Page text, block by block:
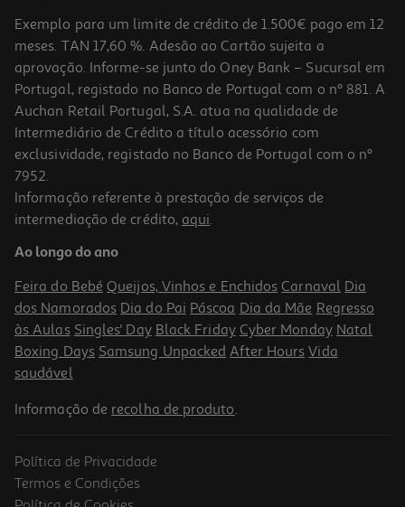
-25%
Champô Ducray Kelual Squanorm Seca 400ml
44.23 €/Lt
17,69 €
Promoção
-25%
Exemplo para um limite de crédito de 1.500€ pago em 12
meses. TAN 17,60 %. Adesão ao Cartão sujeita a
aprovação. Informe-se junto do Oney Bank – Sucursal em
Portugal, registado no Banco de Portugal com o nº 881. A
Auchan Retail Portugal, S.A. atua na qualidade de
Intermediário de Crédito a título acessório com
exclusividade, registado no Banco de Portugal com o nº
7952.
Informação referente à prestação de serviços de
intermediação de crédito, aqui.
Ao longo do ano
Feira do Bebé Queijos, Vinhos e Enchidos Carnaval Dia
dos Namorados Dia do Pai Páscoa Dia da Mãe Regresso
às Aulas Singles' Day Black Friday Cyber Monday Natal
Boxing Days Samsung Unpacked After Hours Vida
saudável
Informação de recolha de produto.
Política de Privacidade
Termos e Condições